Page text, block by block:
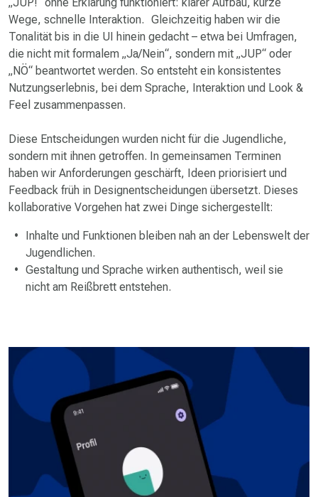
Wege, schnelle Interaktion. Gleichzeitig haben wir die
Tonalität bis in die UI hinein gedacht – etwa bei Umfragen,
die nicht mit formalem „Ja/Nein“, sondern mit „JUP“ oder
„NÖ“ beantwortet werden. So entsteht ein konsistentes
Nutzungs­erlebnis, bei dem Sprache, Interaktion und Look &
Feel zusammenpassen.
Diese Entscheidungen wurden nicht für die Jugendliche,
sondern mit ihnen getroffen. In gemeinsamen Terminen
haben wir Anforderungen geschärft, Ideen priorisiert und
Feedback früh in Design­entscheidungen übersetzt. Dieses
kollaborative Vorgehen hat zwei Dinge sichergestellt:
Inhalte und Funktionen bleiben nah an der Lebenswelt der
Jugendlichen.
Gestaltung und Sprache wirken authentisch, weil sie
nicht am Reißbrett entstehen.